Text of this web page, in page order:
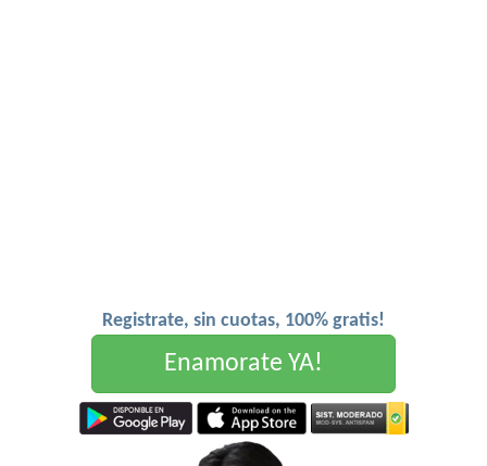
Registrate, sin cuotas, 100% gratis!
Enamorate YA!